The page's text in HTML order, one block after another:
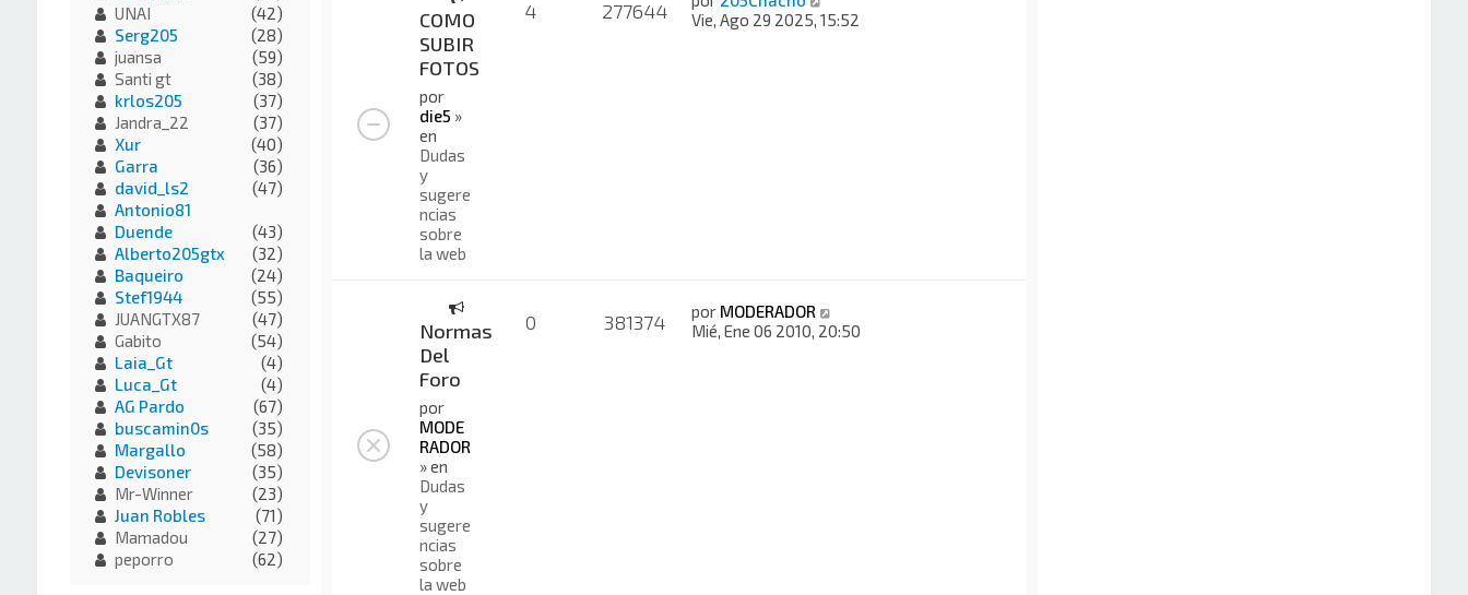
COMO
SUBIR
FOTOS
por
die5 »
en
Dudas
y
sugere
ncias
sobre
la web
4 277644
Vie, Ago 29 2025, 15:52
Normas
Del
Foro
por
MODE
RADOR
» en
Dudas
y
sugere
ncias
sobre
la web
0 381374 por MODERADOR
Mié, Ene 06 2010, 20:50
UNAI
(42)
Serg205
(28)
juansa
(59)
Santi gt
(38)
krlos205
(37)
Jandra_22
(37)
Xur
(40)
Garra
(36)
david_ls2
(47)
Antonio81
Duende
(43)
Alberto205gtx
(32)
Baqueiro
(24)
Stef1944
(55)
JUANGTX87
(47)
Gabito
(54)
Laia_Gt
(4)
Luca_Gt
(4)
AG Pardo
(67)
buscamin0s
(35)
Margallo
(58)
Devisoner
(35)
Mr-Winner
(23)
Juan Robles
(71)
Mamadou
(27)
peporro
(62)